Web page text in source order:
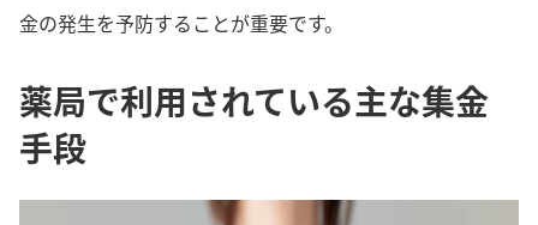
金の発生を予防することが重要です。
薬局で利用されている主な集金
手段